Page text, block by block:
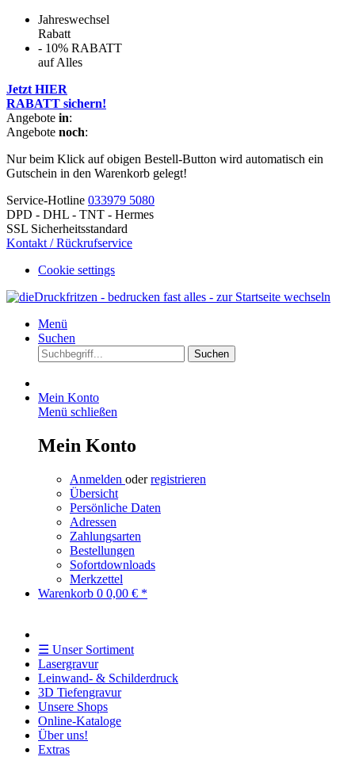
Jahreswechsel
Rabatt
- 10% RABATT
auf Alles
Jetzt HIER
RABATT sichern!
Angebote in:
Angebote noch:
Nur beim Klick auf obigen Bestell-Button wird automatisch ein
Gutschein in den Warenkorb gelegt!
Service-Hotline 033979 5080
DPD - DHL - TNT - Hermes
SSL Sicherheitsstandard
Kontakt / Rückrufservice
Cookie settings
Menü
Suchen
Suchen
Mein Konto
Menü schließen
Mein Konto
Anmelden oderregistrieren
Übersicht
Persönliche Daten
Adressen
Zahlungsarten
Bestellungen
Sofortdownloads
Merkzettel
Warenkorb 0 0,00 € *
☰ Unser Sortiment
Lasergravur
Leinwand- & Schilderdruck
3D Tiefengravur
Unsere Shops
Online-Kataloge
Über uns!
Extras